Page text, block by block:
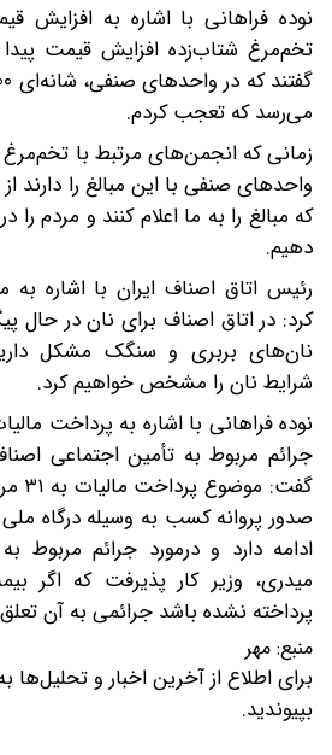
نوده فراهانی با اشاره به افزایش
تخم‌مرغ شتاب‌زده افزایش قیمت پیدا
می‌رسد که تعجب کردم.
زمانی که انجمن‌های مرتبط با
واحدهای صنفی با این مبالغ را دارند
که مبالغ را به ما اعلام کنند و مردم
دهیم.
رئیس اتاق اصناف ایران با اشاره
کرد: در اتاق اصناف برای نان در حال
نان‌های بربری و سنگک مشکل
شرایط نان را مشخص خواهیم کرد.
نوده فراهانی با اشاره به پرداخت
جرائم مربوط به تأمین اجتماعی
ادامه دارد و درمورد جرائم مربوط
میدری، وزیر کار پذیرفت که اگر
پرداخته نشده باشد جرائمی به آن
منبع: مهر
برای اطلاع از آخرین اخبار و تحلیل‌ها
بپیوندید.